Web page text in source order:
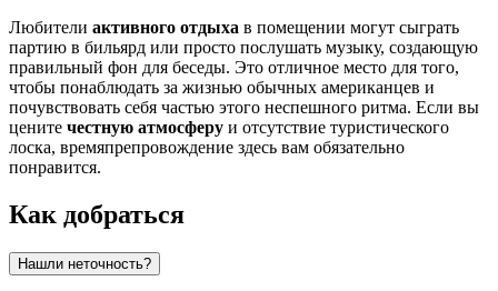
Любители активного отдыха в помещении могут сыграть
партию в бильярд или просто послушать музыку, создающую
правильный фон для беседы. Это отличное место для того,
чтобы понаблюдать за жизнью обычных американцев и
почувствовать себя частью этого неспешного ритма. Если вы
цените честную атмосферу и отсутствие туристического
лоска, времяпрепровождение здесь вам обязательно
понравится.
Как добраться
Нашли неточность?